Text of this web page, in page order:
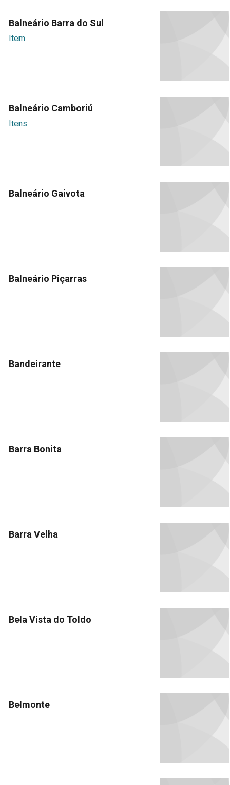
Balneário Barra do Sul
Item
Balneário Camboriú
Itens
Balneário Gaivota
Balneário Piçarras
Bandeirante
Barra Bonita
Barra Velha
Bela Vista do Toldo
Belmonte